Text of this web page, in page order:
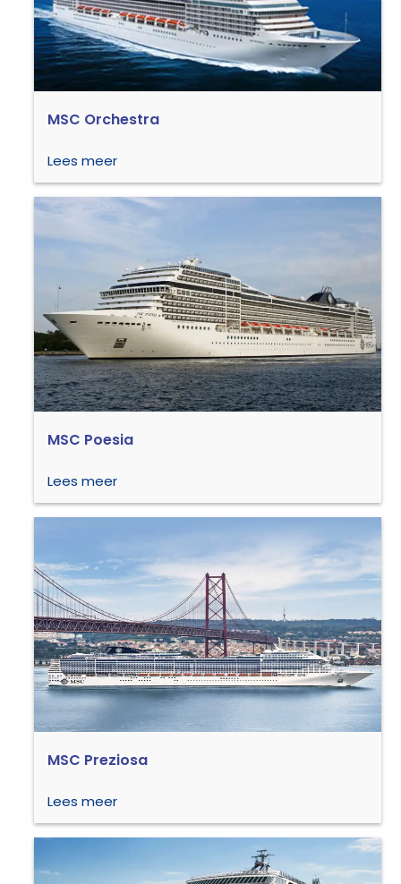
MSC Orchestra
Lees meer
MSC Poesia
Lees meer
MSC Preziosa
Lees meer